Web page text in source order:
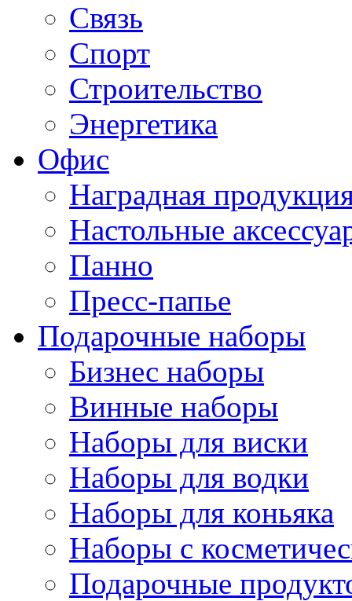
Связь
Спорт
Строительство
Энергетика
Офис
Наградная
Настольные
Панно
Пресс-папье
Подарочные наборы
Бизнес наборы
Винные наборы
Наборы для виски
Наборы для водки
Наборы для коньяка
Наборы с
Подарочные